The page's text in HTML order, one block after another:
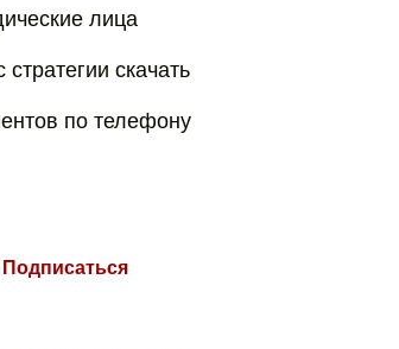
лица
скачать
по телефону
Подписаться